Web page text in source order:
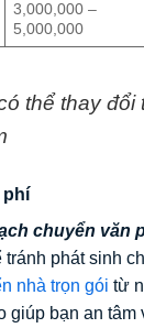
3,000,000 –
5,000,000
thể thay đổi
phí
chuyển văn
phát sinh
nhà trọn gói từ
giúp bạn an